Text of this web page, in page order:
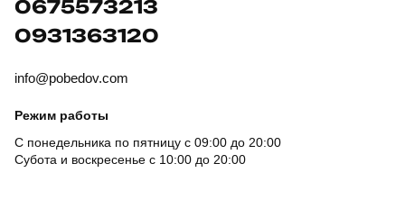
0675573213
0931363120
info@pobedov.com
Режим работы
С понедельника по пятницу с 09:00 до 20:00
Субота и воскресенье с 10:00 до 20:00